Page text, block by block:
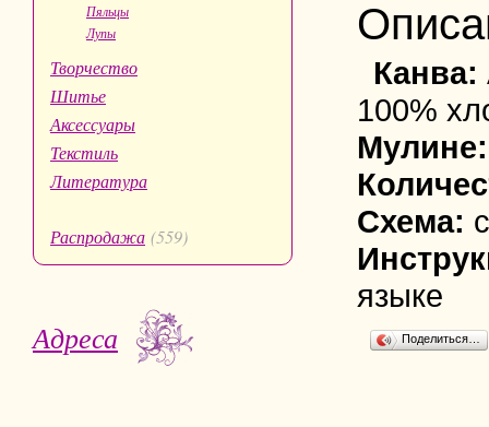
Пяльцы
Лупы
Творчество
Шитье
Аксессуары
Текстиль
Литература
Распродажа (559)
Адреса
Канва:
100%
Схема:
языке
Поделиться…